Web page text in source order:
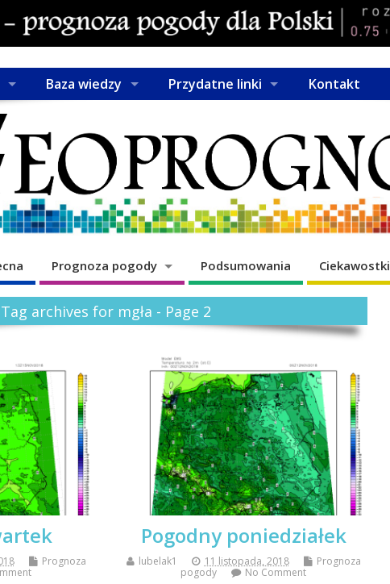
Baza wiedzy Przydatne linki Kontakt
Prognoza pogody Podsumowania Ciekawostki
Tag archives for mgła - Page 2
Prognoza
Pogodny poniedziałek
lubelak1 11 listopada, 2018
Prognoza
pogody
No Comment